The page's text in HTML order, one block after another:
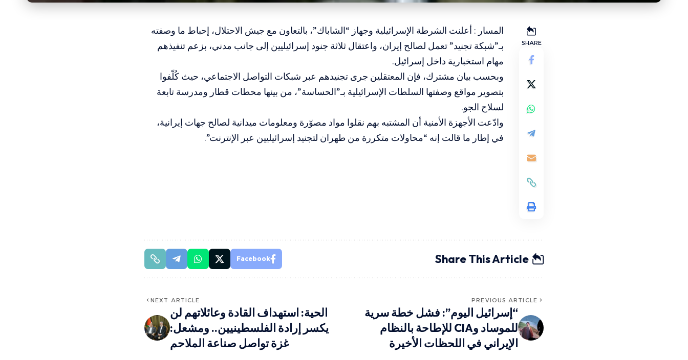
SHARE
المسار : أعلنت الشرطة الإسرائيلية وجهاز “الشاباك”، بالتعاون مع جيش الاحتلال، إحباط ما وصفته
بـ”شبكة تجنيد” تعمل لصالح إيران، واعتقال ثلاثة جنود إسرائيليين إلى جانب مدني، بزعم تنفيذهم
مهام استخبارية داخل إسرائيل.
وبحسب بيان مشترك، فإن المعتقلين جرى تجنيدهم عبر شبكات التواصل الاجتماعي، حيث كُلّفوا
بتصوير مواقع وصفتها السلطات الإسرائيلية بـ”الحساسة”، من بينها محطات قطار ومدرسة تابعة
لسلاح الجو.
وادّعت الأجهزة الأمنية أن المشتبه بهم نقلوا مواد مصوّرة ومعلومات ميدانية لصالح جهات إيرانية،
في إطار ما قالت إنه “محاولات متكررة من طهران لتجنيد إسرائيليين عبر الإنترنت”.
Share This Article
Facebook
PREVIOUS ARTICLE
“إسرائيل اليوم”: فشل خطة سرية
للموساد وCIA للإطاحة بالنظام
الإيراني في اللحظات الأخيرة
NEXT ARTICLE
الحية: استهداف القادة وعائلاتهم لن
يكسر إرادة الفلسطينيين.. ومشعل:
غزة تواصل صناعة الملاحم